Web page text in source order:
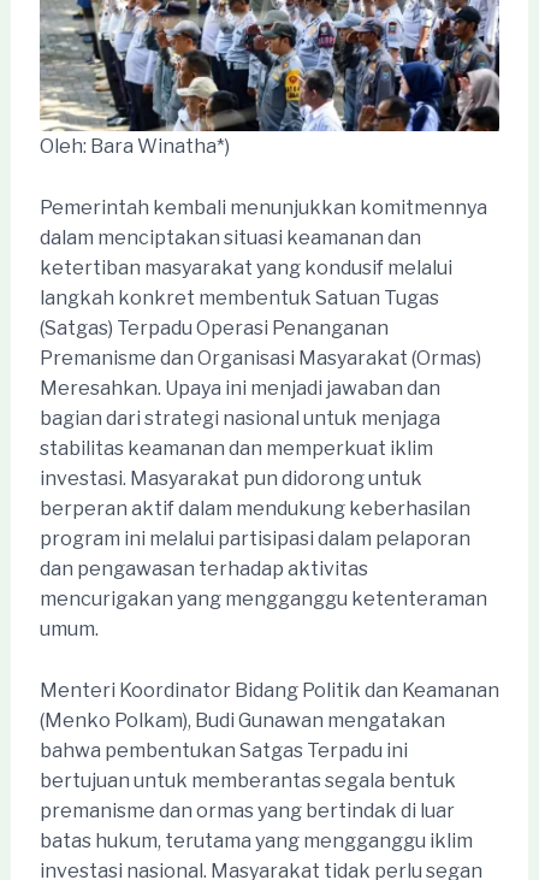
Oleh: Bara Winatha*)
Pemerintah kembali menunjukkan komitmennya
dalam menciptakan situasi keamanan dan
ketertiban masyarakat yang kondusif melalui
langkah konkret membentuk Satuan Tugas
(Satgas) Terpadu Operasi Penanganan
Premanisme dan Organisasi Masyarakat (Ormas)
Meresahkan. Upaya ini menjadi jawaban dan
bagian dari strategi nasional untuk menjaga
stabilitas keamanan dan memperkuat iklim
investasi. Masyarakat pun didorong untuk
berperan aktif dalam mendukung keberhasilan
program ini melalui partisipasi dalam pelaporan
dan pengawasan terhadap aktivitas
mencurigakan yang mengganggu ketenteraman
umum.
Menteri Koordinator Bidang Politik dan Keamanan
(Menko Polkam), Budi Gunawan mengatakan
bahwa pembentukan Satgas Terpadu ini
bertujuan untuk memberantas segala bentuk
premanisme dan ormas yang bertindak di luar
batas hukum, terutama yang mengganggu iklim
investasi nasional. Masyarakat tidak perlu segan